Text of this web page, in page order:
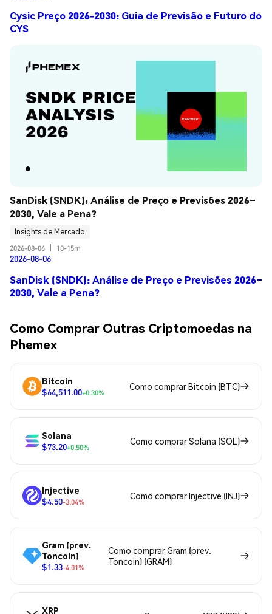
Cysic Preço 2026-2030: Guia de Previsão e Futuro do
CYS
SanDisk (SNDK): Análise de Preço e Previsões 2026–
2030, Vale a Pena?
Insights de Mercado
2026-08-06
10-15m
2026-08-06
SanDisk (SNDK): Análise de Preço e Previsões 2026–
2030, Vale a Pena?
Como Comprar Outras Criptomoedas na
Phemex
Bitcoin
$64,511.00+0.30%
Como comprar Bitcoin (BTC)
Solana
$73.20+0.50%
Como comprar Solana (SOL)
Injective
$4.50-3.04%
Como comprar Injective (INJ)
Gram (prev.
Toncoin)
$1.33-4.01%
Como comprar Gram (prev.
Toncoin) (GRAM)
XRP